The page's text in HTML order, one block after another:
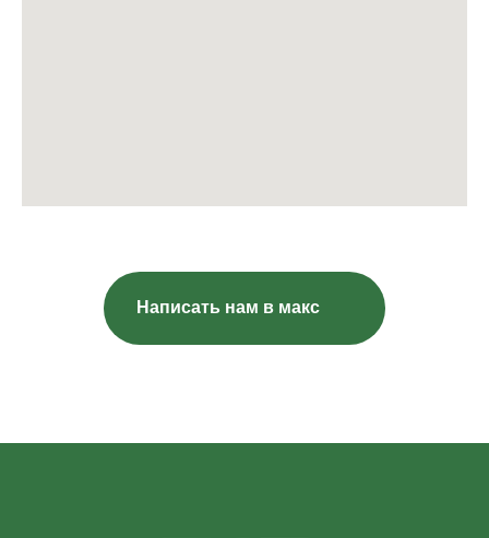
Написать нам в макс